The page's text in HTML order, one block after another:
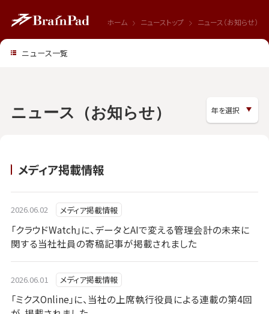
ホーム ニューストップ ニュース（お知らせ）
ニュース（お知らせ）
メディア掲載情報
2026.06.02 メディア掲載情報
「クラウドWatch」に、データとAIで変える管理会計の未来に
関する当社社員の寄稿記事が掲載されました
2026.06.01 メディア掲載情報
「ミクスOnline」に、当社の上席執行役員による連載の第4回
ニュース一覧